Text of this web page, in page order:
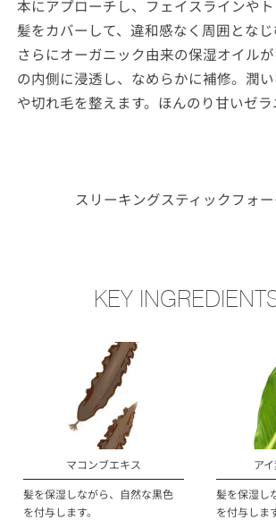
本にアプローチし、フェイスラインや
髪をカバーして、違和感なく周囲となじ
さらにオーガニック由来の保湿オイル
の内側に浸透し、なめらかに補修。潤
や切れ毛を整えます。ほんのり甘いゼラ
スリーキングスティックフォ
KEY
マコンブエキス
髪を保湿しながら、自然な黒色
を付与します。
ア
髪を保湿し
を付与しま